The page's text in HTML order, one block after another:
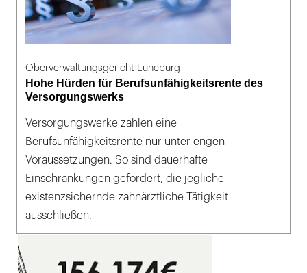
Oberverwaltungsgericht Lüneburg
Hohe Hürden für Berufsunfähigkeitsrente des
Versorgungswerks
Versorgungswerke zahlen eine
Berufsunfähigkeitsrente nur unter engen
Voraussetzungen. So sind dauerhafte
Einschränkungen gefordert, die jegliche
existenzsichernde zahnärztliche Tätigkeit
ausschließen.